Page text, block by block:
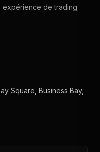
expérience de trading
Square, Business Bay,